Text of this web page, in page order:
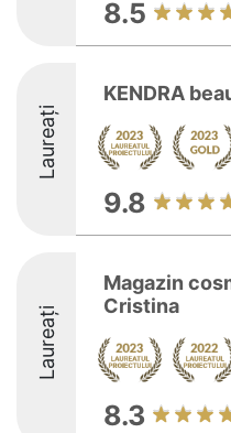
8.5
Laureați
KENDRA
9.8
Laureați
Magazin
Cristina
8.3